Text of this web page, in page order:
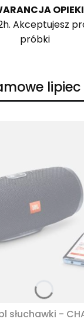
OPIEKI
Akceptujesz
próbki
lipiec
słuchawki -